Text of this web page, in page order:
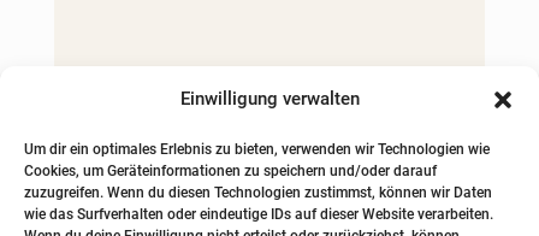
Einwilligung verwalten
Um dir ein optimales Erlebnis zu bieten, verwenden wir Technologien wie
Cookies, um Geräteinformationen zu speichern und/oder darauf
zuzugreifen. Wenn du diesen Technologien zustimmst, können wir Daten
wie das Surfverhalten oder eindeutige IDs auf dieser Website verarbeiten.